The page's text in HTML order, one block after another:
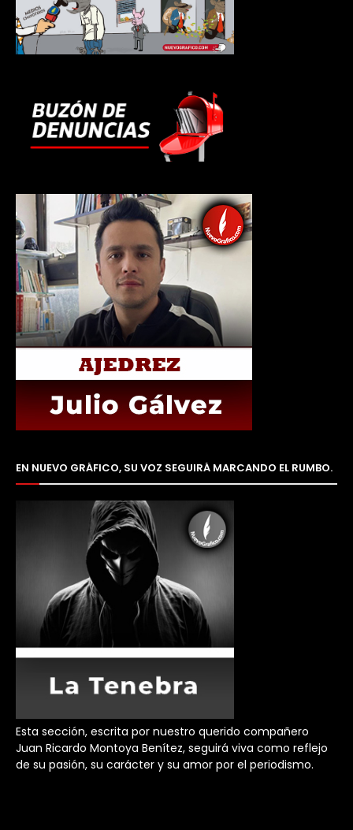
EN NUEVO GRÁFICO, SU VOZ SEGUIRÁ MARCANDO EL RUMBO.
Esta sección, escrita por nuestro querido compañero
Juan Ricardo Montoya Benítez, seguirá viva como reflejo
de su pasión, su carácter y su amor por el periodismo.